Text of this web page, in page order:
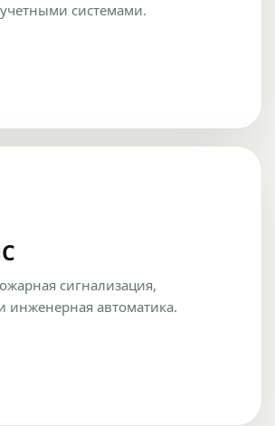
системами.
сигнализация,
инженерная автоматика.